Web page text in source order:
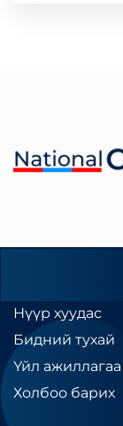
Нүүр хуудас
Бидний тухай
Үйл ажиллагаа
Холбоо барих